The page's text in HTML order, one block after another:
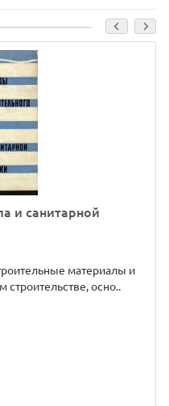
и санитарной
материалы и
осно..